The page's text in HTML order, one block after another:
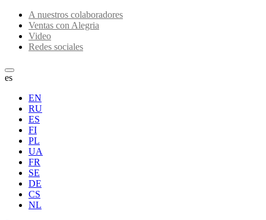
A nuestros colaboradores
Ventas con Alegria
Video
Redes sociales
es
EN
RU
ES
FI
PL
UA
FR
SE
DE
CS
NL